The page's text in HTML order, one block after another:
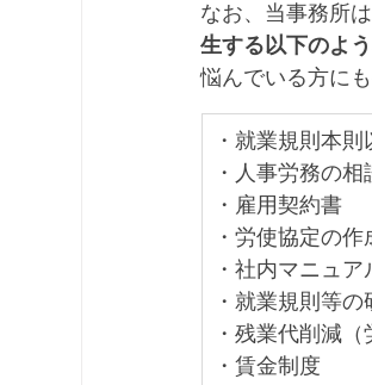
なお、当事務所
生する以下のよ
悩んでいる方に
・就業規則本
・人事労務の相
・雇用契約書
・労使協定の作
・社内マニュア
・就業規則等の
・残業代削減
・賃金制度